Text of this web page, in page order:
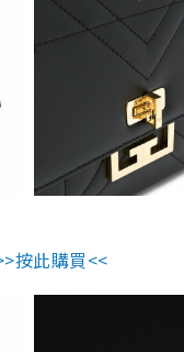
按此購買<<